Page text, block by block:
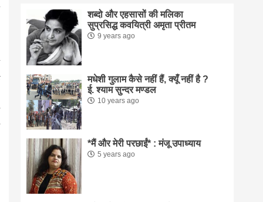
शब्दो और एहसासों की मलिका
सुप्रसिद्ध कवयित्री अमृता प्रीतम
9 years ago
मधेशी गुलाम कैसे नहीं हैं, क्यूँ नहीं है ?
ई. श्याम सुन्दर मण्डल
10 years ago
*मैं और मेरी परछाईं* : मंजू उपाध्याय
5 years ago